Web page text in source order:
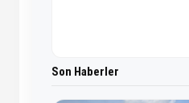
Son Haberler